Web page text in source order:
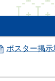
ポスター掲示